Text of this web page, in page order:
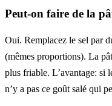
Peut-on faire de la
Oui. Remplacez le sel par
(mêmes proportions). La
plus friable. L’avantage: si
n’y a pas ce goût salé qui